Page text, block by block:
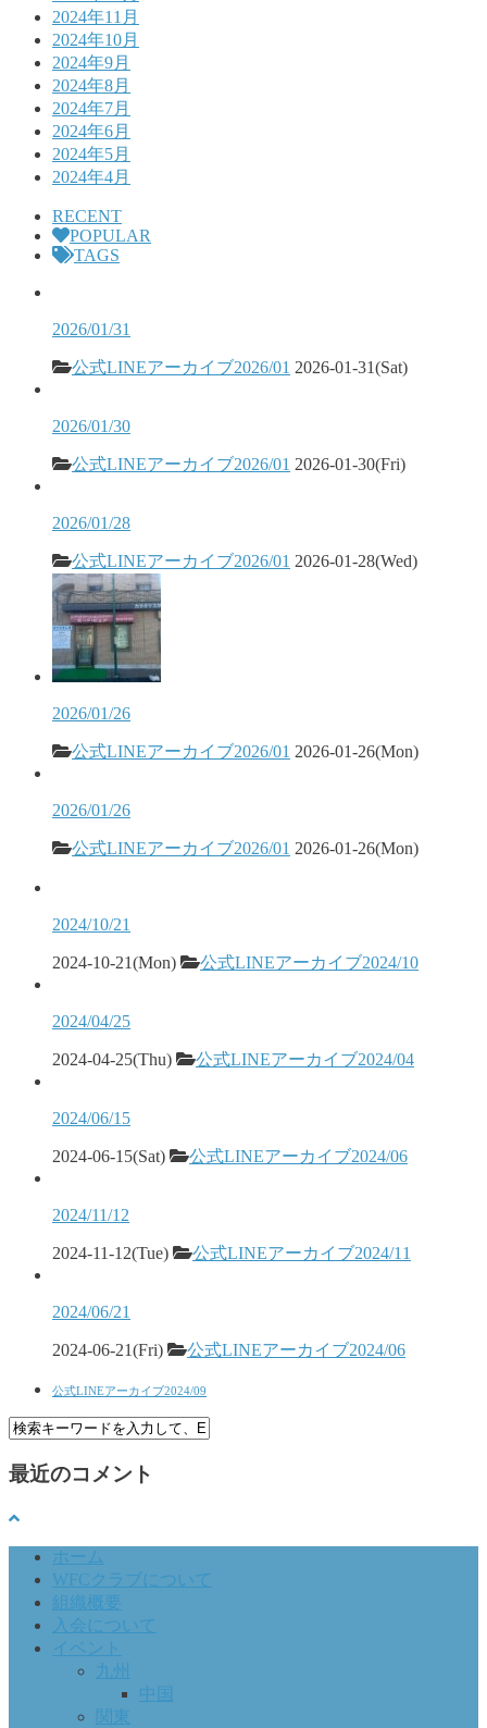
2024年11月
2024年10月
2024年9月
2024年8月
2024年7月
2024年6月
2024年5月
2024年4月
RECENT
POPULAR
TAGS
2026/01/31
公式LINEアーカイブ2026/01 2026-01-31(Sat)
2026/01/30
公式LINEアーカイブ2026/01 2026-01-30(Fri)
2026/01/28
公式LINEアーカイブ2026/01 2026-01-28(Wed)
2026/01/26
公式LINEアーカイブ2026/01 2026-01-26(Mon)
2026/01/26
公式LINEアーカイブ2026/01 2026-01-26(Mon)
2024/10/21
2024-10-21(Mon) 公式LINEアーカイブ2024/10
2024/04/25
2024-04-25(Thu) 公式LINEアーカイブ2024/04
2024/06/15
2024-06-15(Sat) 公式LINEアーカイブ2024/06
2024/11/12
2024-11-12(Tue) 公式LINEアーカイブ2024/11
2024/06/21
2024-06-21(Fri) 公式LINEアーカイブ2024/06
公式LINEアーカイブ2024/09
最近のコメント
ホーム
WFCクラブについて
組織概要
入会について
イベント
九州
中国
関東